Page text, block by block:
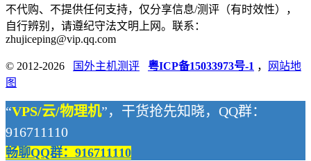
不代购、不提供任何支持，仅分享信息/测评（有时效性），
自行辨别，请遵纪守法文明上网。联系：
zhujiceping@vip.qq.com
© 2012-2026 国外主机测评 粤ICP备15033973号-1 ，
网站地
图
“VPS/云/物理机”，干货抢先知晓，QQ群：
916711110
畅聊QQ群：916711110